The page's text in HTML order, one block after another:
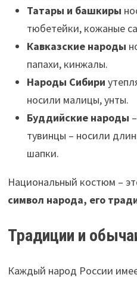
Татары и башкиры
тюбетейки, кожаные
Кавказские народы
папахи, кинжалы.
Народы Сибири
носили малицы, унты.
Буддийские народы
тувинцы – носили
шапки.
Национальный костюм –
символ народа, его
Традиции и
Каждый народ России